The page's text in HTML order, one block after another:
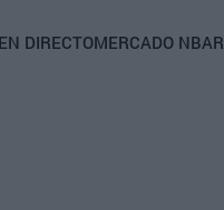
Main
EN DIRECTOMERCADO NBA